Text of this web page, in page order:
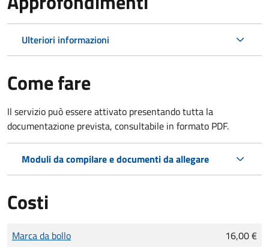
Ulteriori informazioni
Come fare
Il servizio può essere attivato presentando tutta la
documentazione prevista, consultabile in formato PDF.
Moduli da compilare e documenti da allegare
Costi
Tipo di pagamento
Importo
Marca da bollo
16,00 €